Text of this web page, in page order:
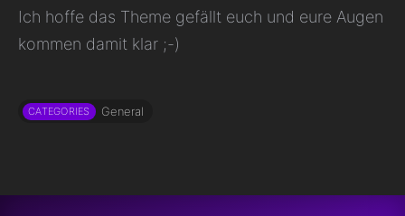
Ich hoffe das Theme gefällt euch und eure Augen
kommen damit klar ;-)
CATEGORIES General